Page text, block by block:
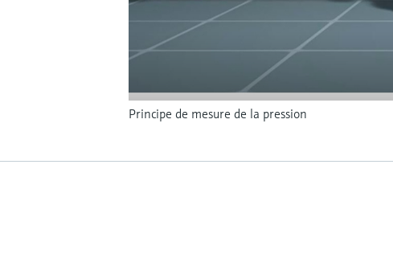
Principe de mesure de la pression